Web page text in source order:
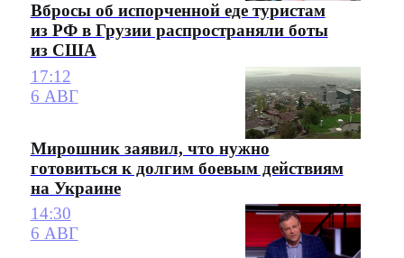
Вбросы об испорченной еде туристам
из РФ в Грузии распространяли боты
из США
17:12
6 АВГ
Мирошник заявил, что нужно
готовиться к долгим боевым действиям
на Украине
14:30
6 АВГ